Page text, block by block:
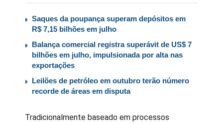
Saques da poupança superam depósitos em
R$ 7,15 bilhões em julho
Balança comercial registra superávit de US$ 7
bilhões em julho, impulsionada por alta nas
exportações
Leilões de petróleo em outubro terão número
recorde de áreas em disputa
Tradicionalmente baseado em processos